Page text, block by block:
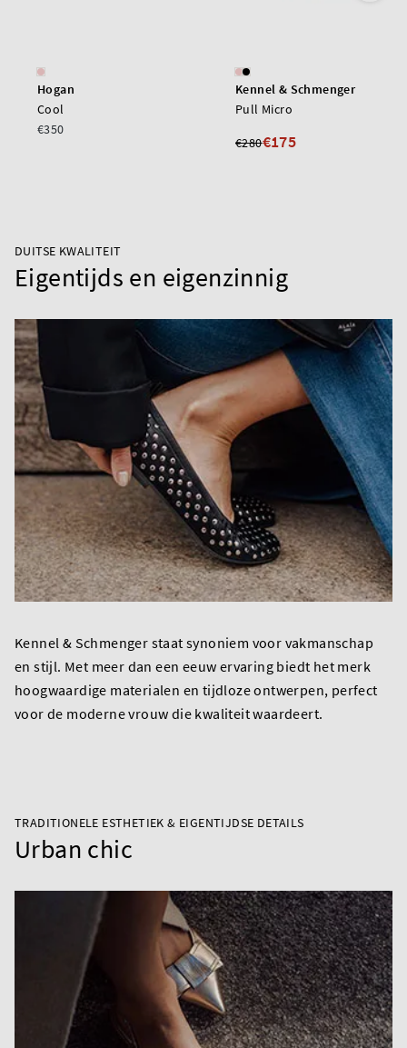
Hogan
Cool
€350
Kennel & Schmenger
Pull Micro
€280€175
DUITSE KWALITEIT
Eigentijds en eigenzinnig
Kennel & Schmenger staat synoniem voor vakmanschap
en stijl. Met meer dan een eeuw ervaring biedt het merk
hoogwaardige materialen en tijdloze ontwerpen, perfect
voor de moderne vrouw die kwaliteit waardeert.
TRADITIONELE ESTHETIEK & EIGENTIJDSE DETAILS
Urban chic